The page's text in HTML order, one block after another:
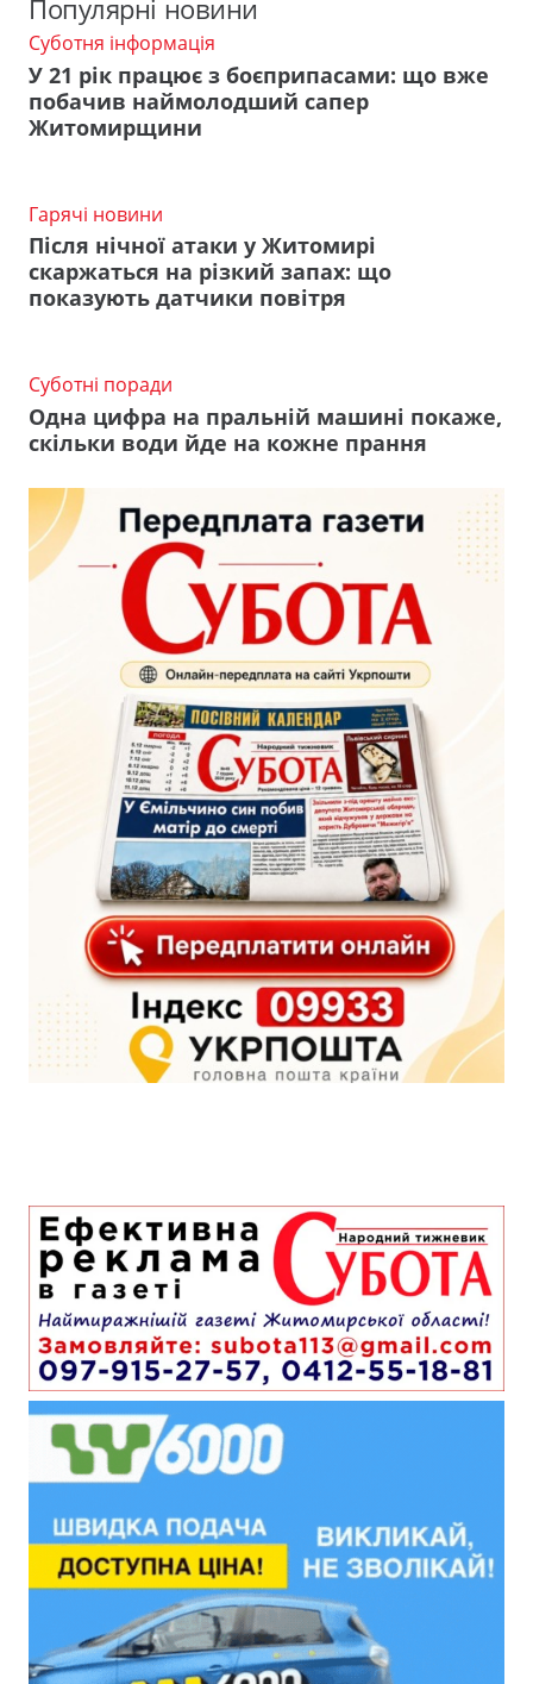
Популярні новини
Суботня інформація
У 21 рік працює з боєприпасами: що вже
побачив наймолодший сапер
Житомирщини
Гарячі новини
Після нічної атаки у Житомирі
скаржаться на різкий запах: що
показують датчики повітря
Суботні поради
Одна цифра на пральній машині покаже,
скільки води йде на кожне прання